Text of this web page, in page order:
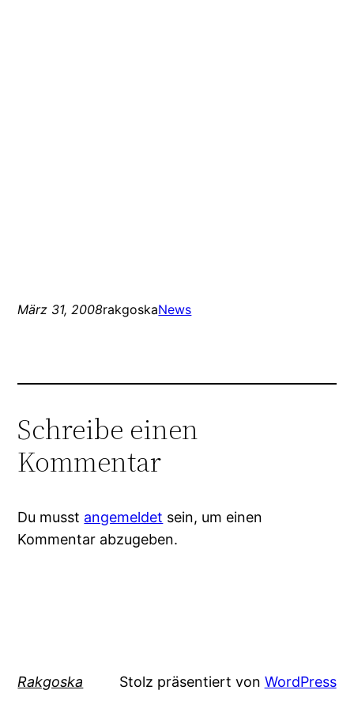
März 31, 2008rakgoskaNews
Schreibe einen
Kommentar
Du musst angemeldet sein, um einen
Kommentar abzugeben.
Rakgoska Stolz präsentiert von WordPress